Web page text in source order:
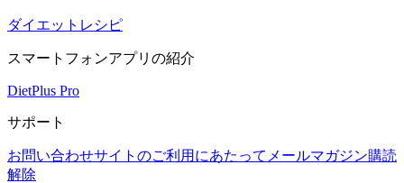
ダイエットレシピ
スマートフォンアプリの紹介
DietPlus Pro
サポート
お問い合わせサイトのご利用にあたって メールマガジン購読
解除